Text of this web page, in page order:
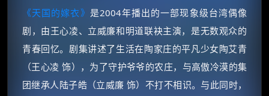
《天国的嫁衣》 是2004年播出的一部现象级台湾偶像
剧，由王心凌、立威廉和明道联袂主演，是无数观众的
青春回忆。剧集讲述了生活在陶家庄的平凡少女陶艾青
（王心凌 饰），为了守护爷爷的农庄，与高傲冷漠的集
团继承人陆子皓（立威廉 饰）不打不相识。与此同时，